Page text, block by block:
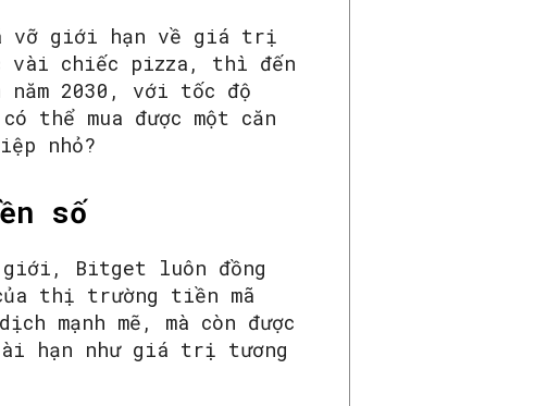
vỡ giới hạn về giá trị
vài chiếc pizza, thì đến
2030, với tốc độ
thể mua được một căn
nhỏ?
số
giới, Bitget luôn đồng
thị trường tiền mã
mạnh mẽ, mà còn được
hạn như giá trị tương